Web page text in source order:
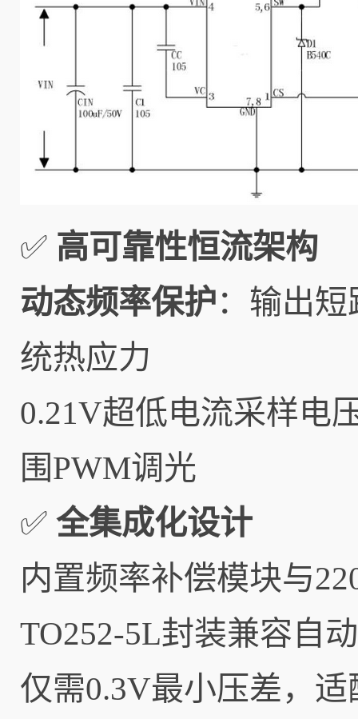
✅ 高可靠性恒流架构
动态频率保护：输出
统热应力
0.21V超低电流采样电
围PWM调光
✅ 全集成化设计
内置频率补偿模块与
TO252-5L封装兼容自
仅需0.3V最小压差，